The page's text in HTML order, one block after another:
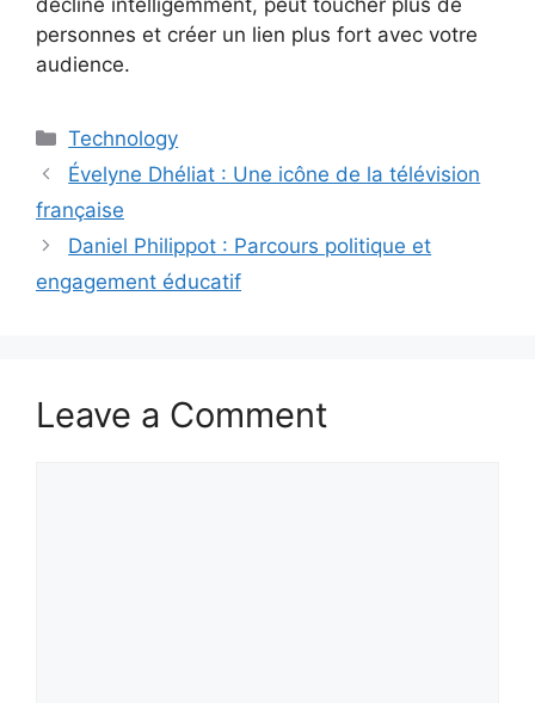
personnes et créer un lien plus fort avec votre
audience.
Categories
Technology
Évelyne Dhéliat : Une icône de la télévision
française
Daniel Philippot : Parcours politique et
engagement éducatif
Leave a Comment